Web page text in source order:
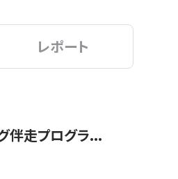
レポート
伴走プログラ...